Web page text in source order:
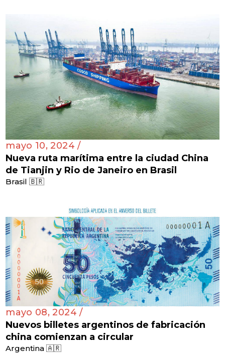
mayo 10, 2024 /
Nueva ruta marítima entre la ciudad China
de Tianjin y Rio de Janeiro en Brasil
Brasil 🇧🇷
mayo 08, 2024 /
Nuevos billetes argentinos de fabricación
china comienzan a circular
Argentina 🇦🇷